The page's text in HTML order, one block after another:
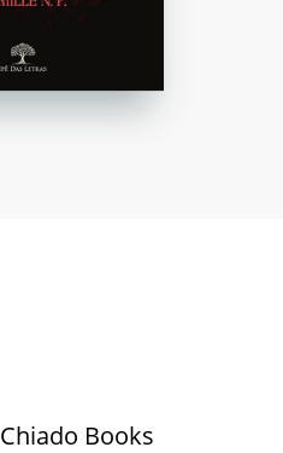
Chiado Books